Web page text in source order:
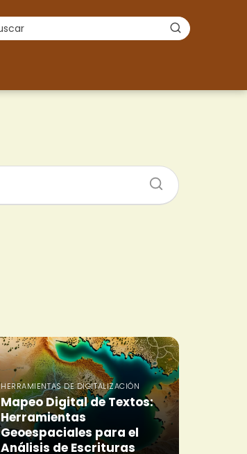
HERRAMIENTAS DE DIGITALIZACIÓN
Mapeo Digital de Textos:
Herramientas
Geoespaciales para el
Análisis de Escrituras